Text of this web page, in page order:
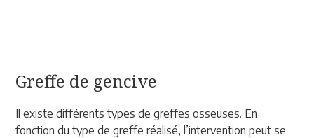
Greffe de gencive
Il existe différents types de greffes osseuses. En
fonction du type de greffe réalisé, l’intervention peut se